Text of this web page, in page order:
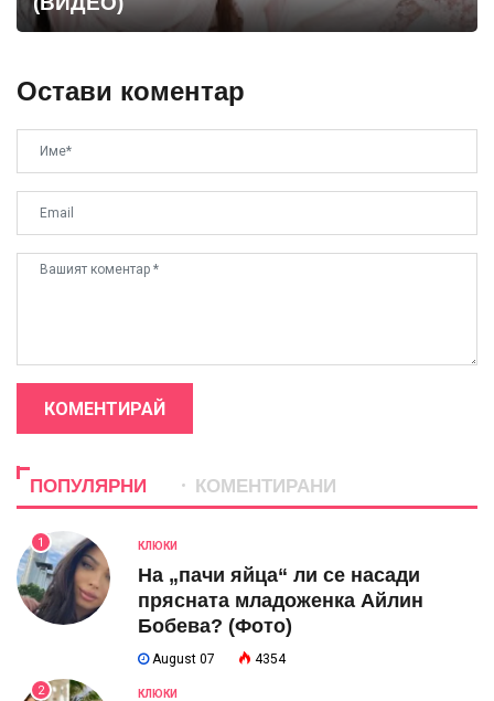
Остави коментар
КОМЕНТИРАЙ
ПОПУЛЯРНИ КОМЕНТИРАНИ
1 КЛЮКИ
На „пачи яйца“ ли се насади
прясната младоженка Айлин
Бобева? (Фото)
August 07 4354
2 КЛЮКИ